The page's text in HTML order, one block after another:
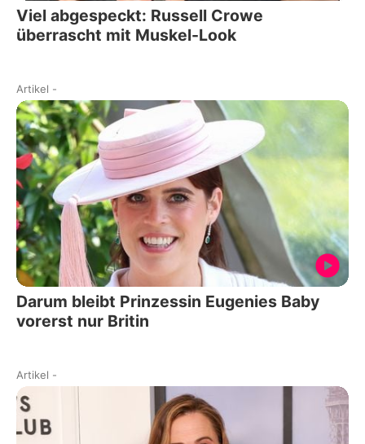
Viel abgespeckt: Russell Crowe
überrascht mit Muskel-Look
Artikel -
Darum bleibt Prinzessin Eugenies Baby
vorerst nur Britin
Artikel -